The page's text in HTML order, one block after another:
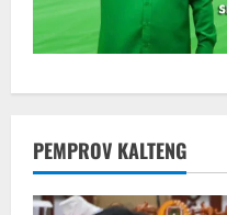
PEMPROV KALTENG